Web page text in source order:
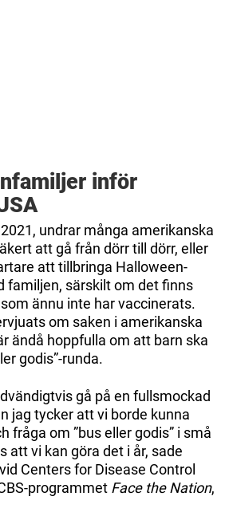
inför
undrar många amerikanska
att gå från dörr till dörr, eller
att tillbringa Halloween-
familjen, särskilt om det finns
ännu inte har vaccinerats.
om saken i amerikanska
ändå hoppfulla om att barn ska
godis”-runda.
gå på en fullsmockad
jag tycker att vi borde kunna
fråga om ”bus eller godis” i små
att vi kan göra det i år, sade
Centers for Disease Control
programmet Face the Nation,